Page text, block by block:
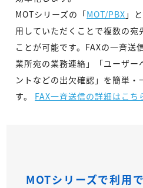
MOTシリーズの「MOT/PBX 」
用していただくことで複数の宛
ことが可能です。FAXの一斉送
業所宛の業務連絡」「ユーザー
ントなどの出欠確認」を簡単・
す。 FAX一斉送信の詳細はこち
MOTシリーズで利用